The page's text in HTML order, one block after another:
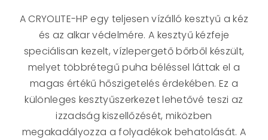
A CRYOLITE-HP egy teljesen vízálló kesztyű a kéz
és az alkar védelmére. A kesztyű kézfeje
speciálisan kezelt, vízlepergető bőrből készült,
melyet többrétegű puha béléssel láttak el a
magas értékű hőszigetelés érdekében. Ez a
különleges kesztyűszerkezet lehetővé teszi az
izzadság kiszellőzését, miközben
megakadályozza a folyadékok behatolását. A